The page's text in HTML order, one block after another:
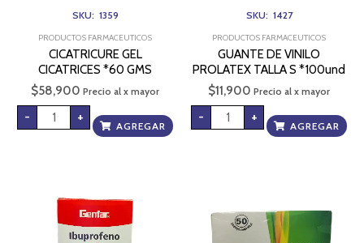
SKU: 1359
PRODUCTOS FARMACEUTICOS
CICATRICURE GEL
CICATRICES *60 GMS
$58,900 Precio al x mayor
- +
AGREGAR
SKU: 1427
PRODUCTOS FARMACEUTICOS
GUANTE DE VINILO
PROLATEX TALLA S *100und
$11,900 Precio al x mayor
- +
AGREGAR
cantidad
50
UND